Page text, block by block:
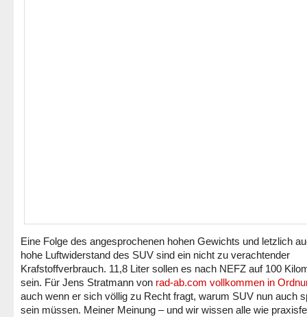
Eine Folge des angesprochenen hohen Gewichts und letzlich
hohe Luftwiderstand des SUV sind ein nicht zu verachtender
Krafstoffverbrauch. 11,8 Liter sollen es nach NEFZ auf 100
sein. Für Jens Stratmann von rad-ab.com vollkommen in
auch wenn er sich völlig zu Recht fragt, warum SUV nun auch
sein müssen. Meiner Meinung – und wir wissen alle wie